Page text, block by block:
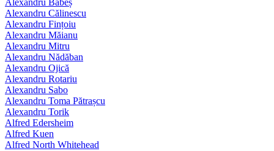
Alexandru Călinescu
Alexandru Fințoiu
Alexandru Măianu
Alexandru Mitru
Alexandru Nădăban
Alexandru Ojică
Alexandru Rotariu
Alexandru Sabo
Alexandru Toma Pătrașcu
Alexandru Torik
Alfred Edersheim
Alfred Kuen
Alfred North Whitehead